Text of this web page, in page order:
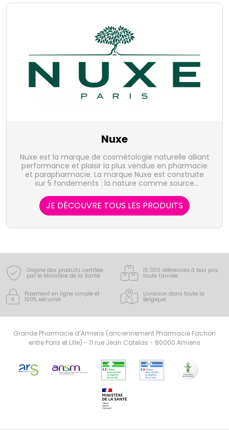
Nuxe
Nuxe est la marque de cosmétologie naturelle alliant
performance et plaisir la plus vendue en pharmacie
et parapharmacie. La marque Nuxe est construite
sur 5 fondements : la nature comme source
comme exigence, l'accessibilité comme
préoccupation et la sensorialité comme essence.
JE DÉCOUVRE TOUS LES PRODUITS
Origine des produits certifiée
par le Ministère de la Santé
15 000 références à bas prix
toute l’année
Paiement en ligne simple et
100% sécurisé
Livraison dans toute la
Belgique
Grande Pharmacie d’Amiens (anciennement Pharmacie Fachon
entre Paris et Lille) - 11 rue Jean Catelas - 80000 Amiens